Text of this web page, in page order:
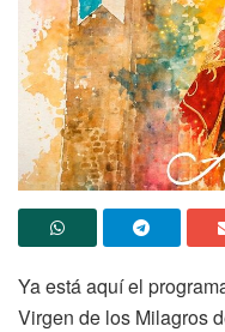
Ya está aquí el
Virgen de los Milagros